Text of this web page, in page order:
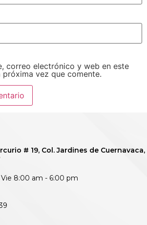
correo electrónico y web en este
vez que comente.
# 19, Col. Jardines de Cuernavaca,
Vie 8:00 am - 6:00 pm